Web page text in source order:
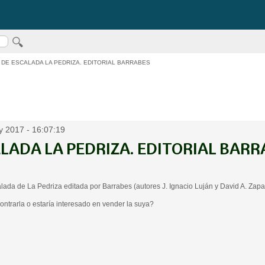
ESCALADA LA PEDRIZA. EDITORIAL BARRABES
2017 - 16:07:19
LA PEDRIZA. EDITORIAL
de La Pedriza editada por Barrabes (autores J. Ignacio Luján y David A.
o estaría interesado en vender la suya?